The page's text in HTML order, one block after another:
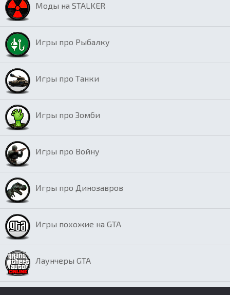
Моды на STALKER
Игры про Рыбалку
Игры про Танки
Игры про Зомби
Игры про Войну
Игры про Динозавров
Игры похожие на GTA
Лаунчеры GTA